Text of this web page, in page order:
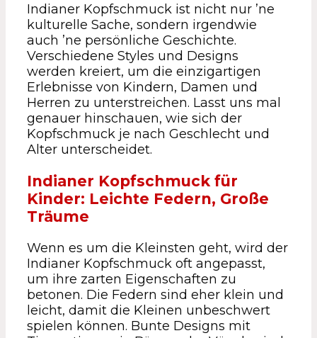
Indianer Kopfschmuck ist nicht nur ’ne
kulturelle Sache, sondern irgendwie
auch ’ne persönliche Geschichte.
Verschiedene Styles und Designs
werden kreiert, um die einzigartigen
Erlebnisse von Kindern, Damen und
Herren zu unterstreichen. Lasst uns mal
genauer hinschauen, wie sich der
Kopfschmuck je nach Geschlecht und
Alter unterscheidet.
Indianer Kopfschmuck für
Kinder: Leichte Federn, Große
Träume
Wenn es um die Kleinsten geht, wird der
Indianer Kopfschmuck oft angepasst,
um ihre zarten Eigenschaften zu
betonen. Die Federn sind eher klein und
leicht, damit die Kleinen unbeschwert
spielen können. Bunte Designs mit